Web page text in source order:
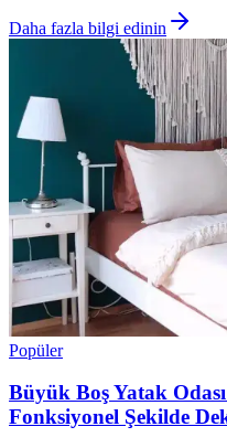
Daha fazla bilgi edinin
Popüler
Büyük Boş Yatak
Fonksiyonel Şekilde